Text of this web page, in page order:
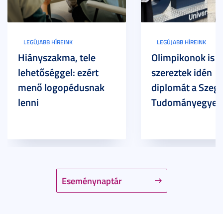
Eseménynaptár
LEGÚJABB HÍREINK
Hiányszakma, tele
lehetőséggel: ezért
menő logopédusnak
lenni
LEGÚJABB HÍREINK
Olimpikonok is
szereztek idén
diplomát a